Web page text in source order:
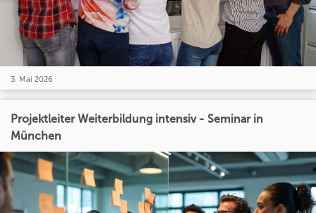
3. Mai 2026
Projektleiter Weiterbildung intensiv - Seminar in
München